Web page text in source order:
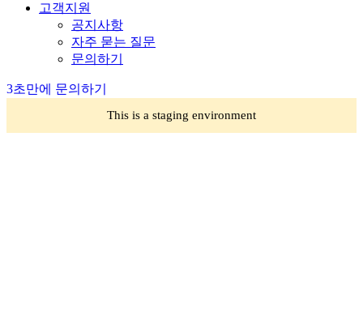
고객지원
공지사항
자주 묻는 질문
문의하기
3초만에 문의하기
This is a staging environment